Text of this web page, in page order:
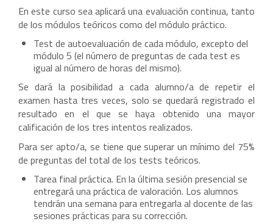
En este curso sea aplicará una evaluación continua, tanto
de los módulos teóricos como del módulo práctico.
Test de autoevaluación de cada módulo, excepto del
módulo 5 (el número de preguntas de cada test es
igual al número de horas del mismo).
Se dará la posibilidad a cada alumno/a de repetir el
examen hasta tres veces, solo se quedará registrado el
resultado en el que se haya obtenido una mayor
calificación de los tres intentos realizados.
Para ser apto/a, se tiene que superar un mínimo del 75%
de preguntas del total de los tests teóricos.
Tarea final práctica. En la última sesión presencial se
entregará una práctica de valoración. Los alumnos
tendrán una semana para entregarla al docente de las
sesiones prácticas para su corrección.